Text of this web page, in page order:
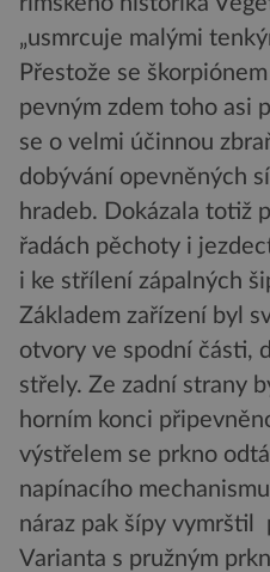
„usmrcuje malými
Přestože se
pevným zdem toho asi
se o velmi účinnou
dobývání opevněných
hradeb. Dokázala totiž
řadách pěchoty i
i ke střílení zápalných
Základem zařízení byl
otvory ve spodní části,
střely. Ze zadní strany
horním konci
výstřelem se prkno
napínacího
náraz pak šípy vymrštil
Varianta s pružným